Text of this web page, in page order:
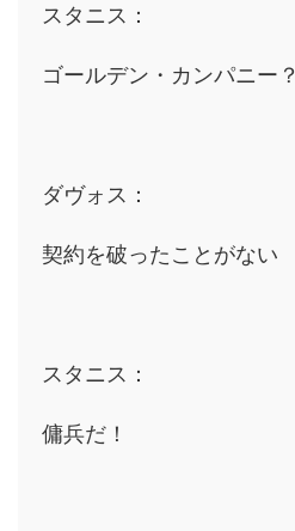
スタニス：
ゴールデン・カンパニー？
ダヴォス：
契約を破ったことがない
スタニス：
傭兵だ！